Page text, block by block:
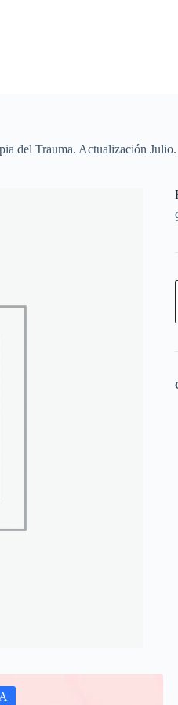
del Trauma. Actualización Julio.